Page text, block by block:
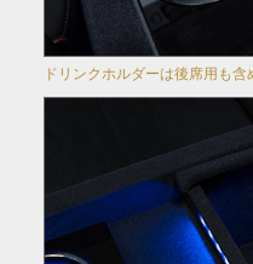
ドリンクホルダーは後席用も含